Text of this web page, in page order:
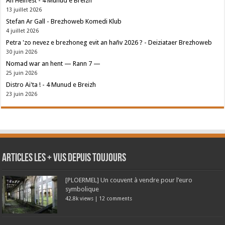
13 juillet 2026
Stefan Ar Gall - Brezhoweb Komedi Klub
4 juillet 2026
Petra 'zo nevez e brezhoneg evit an hañv 2026 ? - Deiziataer Brezhoweb
30 juin 2026
Nomad war an hent — Rann 7 —
25 juin 2026
Distro Ai'ta ! - 4 Munud e Breizh
23 juin 2026
Articles les + vus depuis toujours
[PLOERMEL] Un couvent à vendre pour l’euro
symbolique
42.8k views | 12 comments